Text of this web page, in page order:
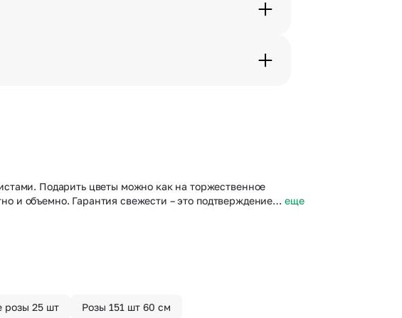
Подарить цветы можно как на торжественное
и объемно. Гарантия свежести – это подтверждение… еще
розы 25 шт Розы 151 шт 60 см